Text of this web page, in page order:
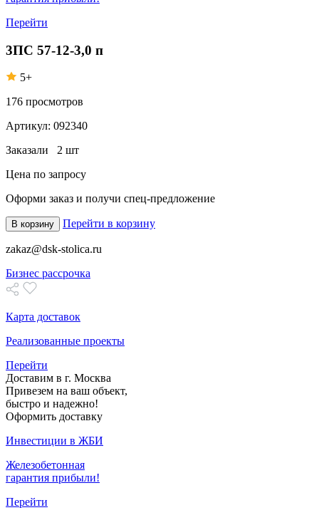
Перейти
3ПС 57-12-3,0 п
5+
176 просмотров
Артикул: 092340
Заказали 2 шт
Цена по запросу
Оформи заказ и получи спец-предложение
В корзину Перейти в корзину
zakaz@dsk-stolica.ru
Бизнес рассрочка
Карта доставок
Реализованные проекты
Перейти
Доставим в г. Москва
Привезем на ваш объект,
быстро и надежно!
Оформить доставку
Инвестиции в ЖБИ
Железобетонная
гарантия прибыли!
Перейти